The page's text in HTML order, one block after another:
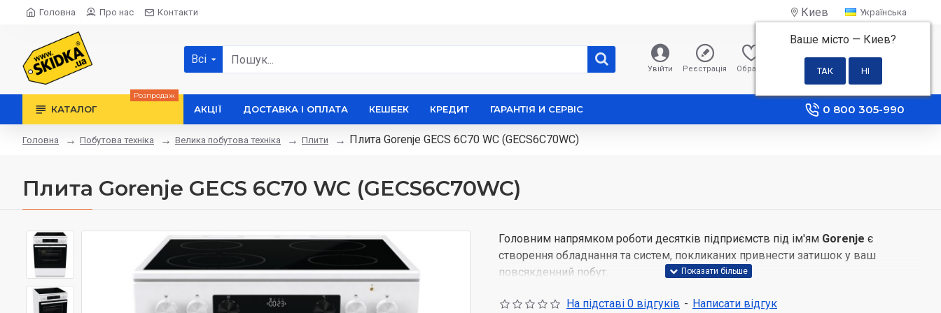
Головна Про нас Контакти Киев
Ваше місто — Киев?
Українська
Всі
Увійти Реєстрація Обране Порівняння
0 грн
КАТАЛОГ
Розпродаж
АКЦІЇ ДОСТАВКА І ОПЛАТА КЕШБЕК КРЕДИТ ГАРАНТІЯ И СЕРВІС 0 800 305-990
Головна Побутова техніка Велика побутова техніка Плити Плита Gorenje GECS 6C70 WC (GECS6C70WC)
Плита Gorenje GECS 6C70 WC (GECS6C70WC)
Головним напрямком роботи десятків підприємств під ім'ям Gorenje є
створення обладнання та систем, покликаних привнести затишок у ваш
повсякденний побут.
побуту. Від недорогої та доступної до просунутих зразків преміум-класу з
На підставі 0 відгуків - Написати відгук